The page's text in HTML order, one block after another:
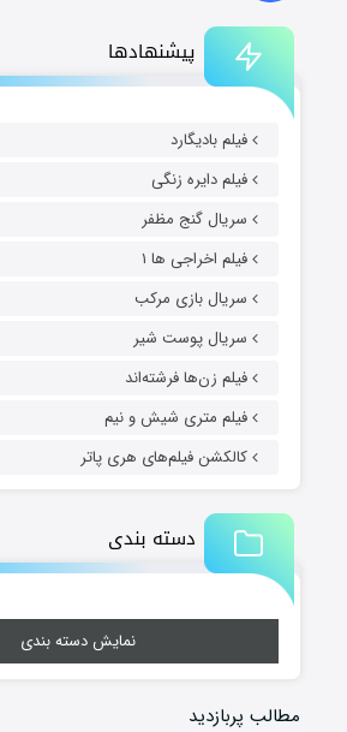
پیشنهادها
فیلم بادیگارد
فیلم دایره زنگی
سریال گنج مظفر
فیلم اخراجی ها ۱
سریال بازی مرکب
سریال پوست شیر
فیلم زن‌ها فرشته‌اند
فیلم متری شیش و نیم
کالکشن فیلم‌های هری پاتر
دسته بندی
نمایش دسته بندی
مطالب پربازدید